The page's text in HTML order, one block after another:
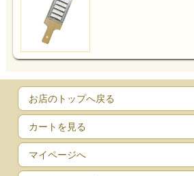
お店のトップへ戻る
カートを見る
マイページへ